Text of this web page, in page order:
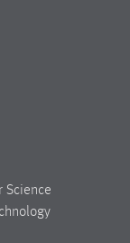
Science